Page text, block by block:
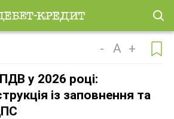
- A +
у 2026 році:
із заповнення та